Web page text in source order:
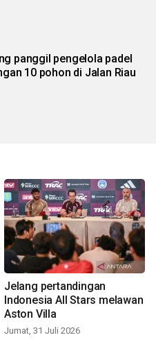
panggil pengelola padel
10 pohon di Jalan Riau
Jelang pertandingan
Indonesia All Stars melawan
Aston Villa
Jumat, 31 Juli 2026